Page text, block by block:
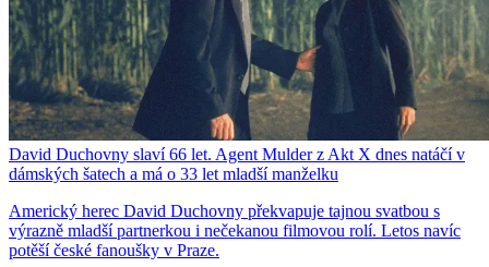
David Duchovny slaví 66 let. Agent Mulder z Akt X dnes natáčí v
dámských šatech a má o 33 let mladší manželku
Americký herec David Duchovny překvapuje tajnou svatbou s
výrazně mladší partnerkou i nečekanou filmovou rolí. Letos navíc
potěší české fanoušky v Praze.